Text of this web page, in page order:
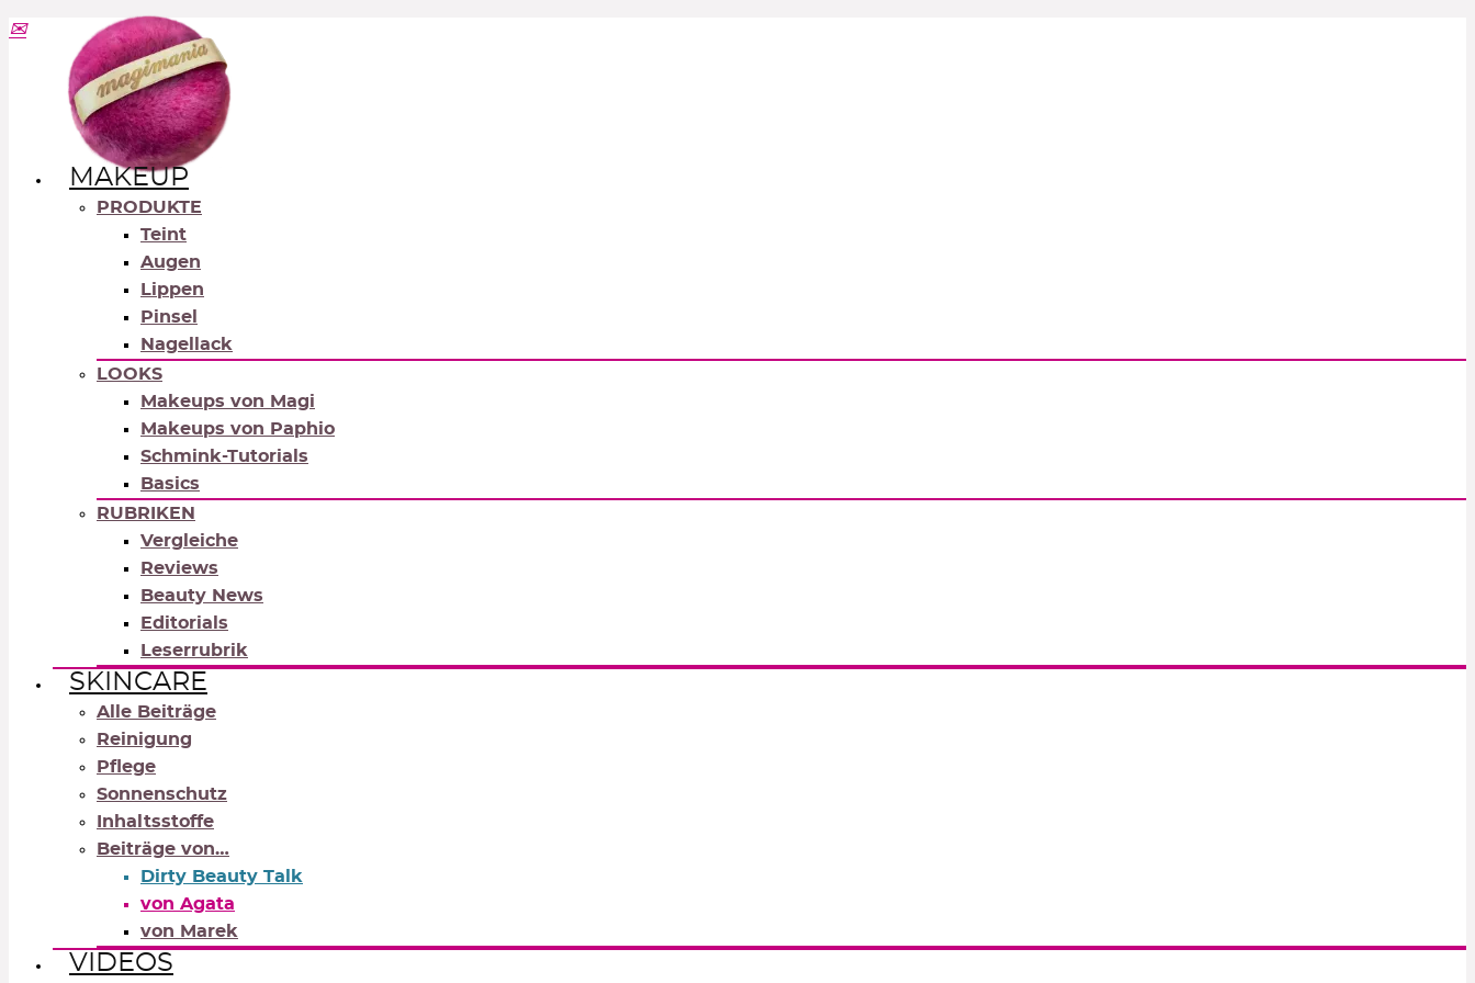
MAKEUP
PRODUKTE
Teint
Augen
Lippen
Pinsel
Nagellack
LOOKS
Makeups von Magi
Makeups von Paphio
Schmink-Tutorials
Basics
RUBRIKEN
Vergleiche
Reviews
Beauty News
Editorials
Leserrubrik
SKINCARE
Alle Beiträge
Reinigung
Pflege
Sonnenschutz
Inhaltsstoffe
Beiträge von…
Dirty Beauty Talk
von Agata
von Marek
VIDEOS